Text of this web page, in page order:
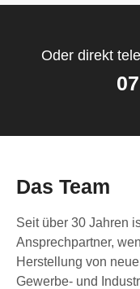
Oder direkt
Das Team
Seit über 30 Jahren
Ansprechpartner,
Herstellung von
Gewerbe- und